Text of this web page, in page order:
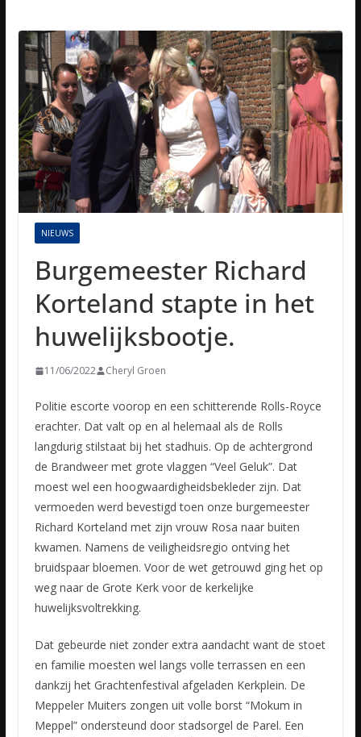
NIEUWS
Burgemeester Richard
Korteland stapte in het
huwelijksbootje.
11/06/2022 Cheryl Groen
Politie escorte voorop en een schitterende Rolls-Royce
erachter. Dat valt op en al helemaal als de Rolls
langdurig stilstaat bij het stadhuis. Op de achtergrond
de Brandweer met grote vlaggen “Veel Geluk”. Dat
moest wel een hoogwaardigheidsbekleder zijn. Dat
vermoeden werd bevestigd toen onze burgemeester
Richard Korteland met zijn vrouw Rosa naar buiten
kwamen. Namens de veiligheidsregio ontving het
bruidspaar bloemen. Voor de wet getrouwd ging het op
weg naar de Grote Kerk voor de kerkelijke
huwelijksvoltrekking.
Dat gebeurde niet zonder extra aandacht want de stoet
en familie moesten wel langs volle terrassen en een
dankzij het Grachtenfestival afgeladen Kerkplein. De
Meppeler Muiters zongen uit volle borst “Mokum in
Meppel” ondersteund door stadsorgel de Parel. Een